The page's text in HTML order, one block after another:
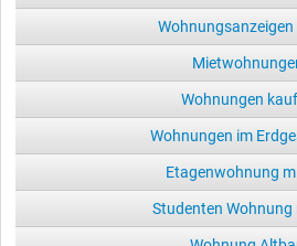
Wohnungsanzeigen
Wohnungen
Wohnungen im
Etagenwohnung
Studenten Wohnung